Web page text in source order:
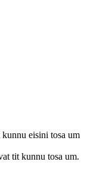
eisini tosa um
tit kunnu tosa um.